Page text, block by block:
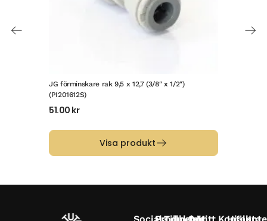
JG förminskare rak 9,5 x 12,7 (3/8″ x 1/2″)
(PI201612S)
51.00 kr
Visa produkt